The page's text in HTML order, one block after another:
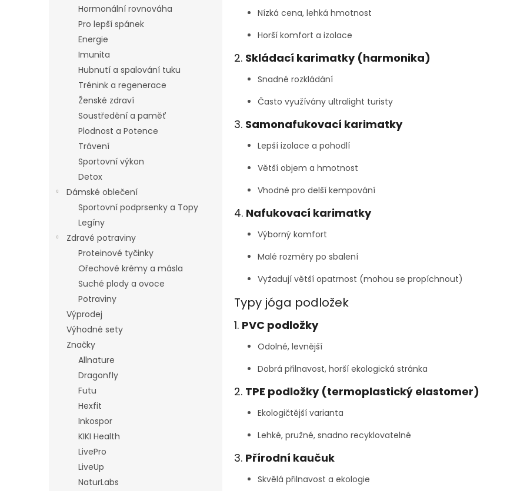
Hormonální rovnováha
Pro lepší spánek
Energie
Imunita
Hubnutí a spalování tuku
Trénink a regenerace
Ženské zdraví
Soustředění a paměť
Plodnost a Potence
Trávení
Sportovní výkon
Detox
Dámské oblečení
Sportovní podprsenky a Topy
Legíny
Zdravé potraviny
Proteinové tyčinky
Ořechové krémy a másla
Suché plody a ovoce
Potraviny
Výprodej
Výhodné sety
Značky
Allnature
Dragonfly
Futu
Hexfit
Inkospor
KIKI Health
LivePro
LiveUp
NaturLabs
Nízká cena, lehká hmotnost
Horší komfort a izolace
2. Skládací karimatky (harmonika)
Snadné rozkládání
Často využívány ultralight turisty
3. Samonafukovací karimatky
Lepší izolace a pohodlí
Větší objem a hmotnost
Vhodné pro delší kempování
4. Nafukovací karimatky
Výborný komfort
Malé rozměry po sbalení
Vyžadují větší opatrnost (mohou se propíchnout)
Typy jóga podložek
1. PVC podložky
Odolné, levnější
Dobrá přilnavost, horší ekologická stránka
2. TPE podložky (termoplastický elastomer)
Ekologičtější varianta
Lehké, pružné, snadno recyklovatelné
3. Přírodní kaučuk
Skvělá přilnavost a ekologie